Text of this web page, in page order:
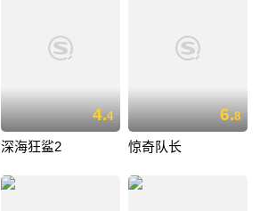
4.4
深海狂鲨2
6.8
惊奇队长